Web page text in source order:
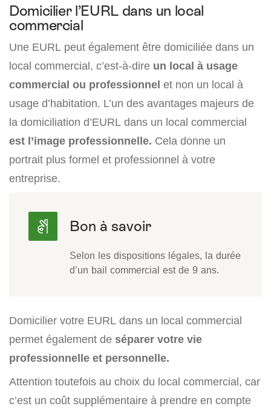
Domicilier l’EURL dans un local
commercial
Une EURL peut également être domiciliée dans un
local commercial, c’est-à-dire un local à usage
commercial ou professionnel et non un local à
usage d’habitation. L’un des avantages majeurs de
la domiciliation d’EURL dans un local commercial
est l’image professionnelle. Cela donne un
portrait plus formel et professionnel à votre
entreprise.
Selon les dispositions légales, la durée
d’un bail commercial est de 9 ans.
Domicilier votre EURL dans un local commercial
permet également de séparer votre vie
professionnelle et personnelle.
Attention toutefois au choix du local commercial, car
c’est un coût supplémentaire à prendre en compte